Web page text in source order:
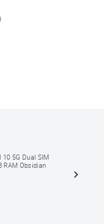
10 5G Dual SIM
RAM Obsidian